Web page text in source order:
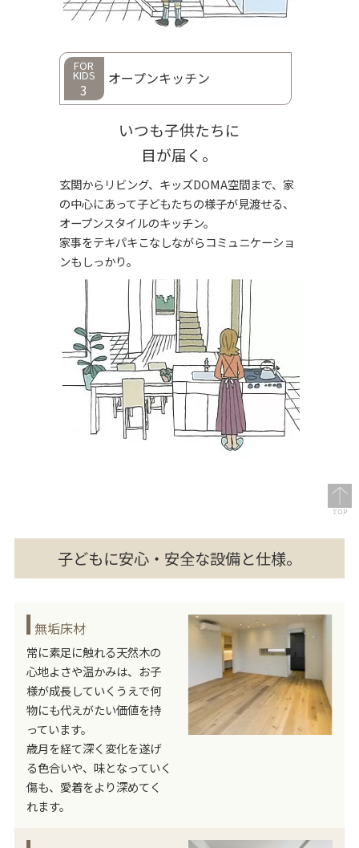
FOR
KIDS
3
オープンキッチン
いつも子供たちに
目が届く。
玄関からリビング、キッズDOMA空間まで、家
の中心にあって子どもたちの様子が見渡せる、
オープンスタイルのキッチン。
家事をテキパキこなしながらコミュニケーショ
ンもしっかり。
子どもに安心・安全な設備と仕様。
無垢床材
常に素足に触れる天然木の
心地よさや温かみは、お子
様が成長していくうえで何
物にも代えがたい価値を持
っています。
歳月を経て深く変化を遂げ
る色合いや、味となっていく
傷も、愛着をより深めてく
れます。